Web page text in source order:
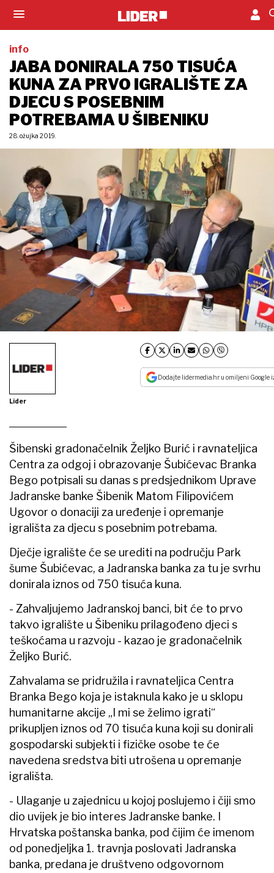
info
JABA DONIRALA 750 TISUĆA
KUNA ZA PRVO IGRALIŠTE ZA
DJECU S POSEBNIM
POTREBAMA U ŠIBENIKU
28. ožujka 2019.
Lider
Dodajte lidermedia.hr u omiljeni Google
Šibenski gradonačelnik Željko Burić i ravnateljica
Centra za odgoj i obrazovanje Šubićevac Branka
Bego potpisali su danas s predsjednikom Uprave
Jadranske banke Šibenik Matom Filipovićem
Ugovor o donaciji za uređenje i opremanje
igrališta za djecu s posebnim potrebama.
Dječje igralište će se urediti na području Park
šume Šubićevac, a Jadranska banka za tu je svrhu
donirala iznos od 750 tisuća kuna.
- Zahvaljujemo Jadranskoj banci, bit će to prvo
takvo igralište u Šibeniku prilagođeno djeci s
teškoćama u razvoju - kazao je gradonačelnik
Željko Burić.
Zahvalama se pridružila i ravnateljica Centra
Branka Bego koja je istaknula kako je u sklopu
humanitarne akcije „I mi se želimo igrati“
prikupljen iznos od 70 tisuća kuna koji su donirali
gospodarski subjekti i fizičke osobe te će
navedena sredstva biti utrošena u opremanje
igrališta.
- Ulaganje u zajednicu u kojoj poslujemo i čiji smo
dio uvijek je bio interes Jadranske banke. I
Hrvatska poštanska banka, pod čijim će imenom
od ponedjeljka 1. travnja poslovati Jadranska
banka, predana je društveno odgovornom